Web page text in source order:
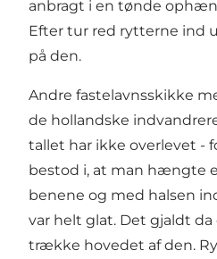
anbragt i en tønde
Efter tur red rytterne ind
på den.
Andre fastelavnsskikke
de hollandske
tallet har ikke overlevet -
bestod i, at man hængte
benene og med halsen
var helt glat. Det gjaldt
trække hovedet af den.